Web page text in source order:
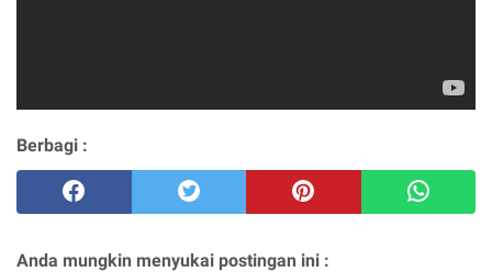
Berbagi :
Anda mungkin menyukai postingan ini :